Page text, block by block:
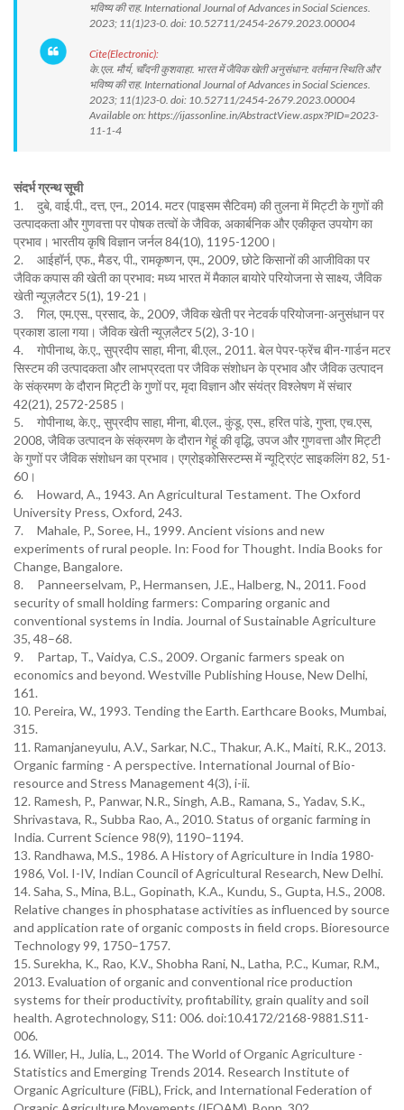
भविष्य की राह. International Journal of Advances in Social Sciences.
2023; 11(1)23-0. doi: 10.52711/2454-2679.2023.00004
Cite(Electronic):
के.एल. मौर्य, चाँदनी कुशवाहा. भारत में जैविक खेती अनुसंधान: वर्तमान स्थिति और
भविष्य की राह. International Journal of Advances in Social Sciences.
2023; 11(1)23-0. doi: 10.52711/2454-2679.2023.00004
Available on: https://ijassonline.in/AbstractView.aspx?PID=2023-
11-1-4
संदर्भ ग्रन्थ सूची
1. दुबे, वाई.पी., दत्त, एन., 2014. मटर (पाइसम सैटिवम) की तुलना में मिट्टी के गुणों की
उत्पादकता और गुणवत्ता पर पोषक तत्वों के जैविक, अकार्बनिक और एकीकृत उपयोग का
प्रभाव। भारतीय कृषि विज्ञान जर्नल 84(10), 1195-1200।
2. आईहॉर्न, एफ., मैडर, पी., रामकृष्णन, एम., 2009, छोटे किसानों की आजीविका पर
जैविक कपास की खेती का प्रभाव: मध्य भारत में मैकाल बायोरे परियोजना से साक्ष्य, जैविक
खेती न्यूज़लैटर 5(1), 19-21।
3. गिल, एम.एस., प्रसाद, के., 2009, जैविक खेती पर नेटवर्क परियोजना-अनुसंधान पर
प्रकाश डाला गया। जैविक खेती न्यूज़लैटर 5(2), 3-10।
4. गोपीनाथ, के.ए., सुप्रदीप साहा, मीना, बी.एल., 2011. बेल पेपर-फ्रेंच बीन-गार्डन मटर
सिस्टम की उत्पादकता और लाभप्रदता पर जैविक संशोधन के प्रभाव और जैविक उत्पादन
के संक्रमण के दौरान मिट्टी के गुणों पर, मृदा विज्ञान और संयंत्र विश्लेषण में संचार
42(21), 2572-2585।
5. गोपीनाथ, के.ए., सुप्रदीप साहा, मीना, बी.एल., कुंडू, एस., हरित पांडे, गुप्ता, एच.एस,
2008, जैविक उत्पादन के संक्रमण के दौरान गेहूं की वृद्धि, उपज और गुणवत्ता और मिट्टी
के गुणों पर जैविक संशोधन का प्रभाव। एग्रोइकोसिस्टम्स में न्यूट्रिएंट साइकलिंग 82, 51-
60।
6. Howard, A., 1943. An Agricultural Testament. The Oxford
University Press, Oxford, 243.
7. Mahale, P., Soree, H., 1999. Ancient visions and new
experiments of rural people. In: Food for Thought. India Books for
Change, Bangalore.
8. Panneerselvam, P., Hermansen, J.E., Halberg, N., 2011. Food
security of small holding farmers: Comparing organic and
conventional systems in India. Journal of Sustainable Agriculture
35, 48–68.
9. Partap, T., Vaidya, C.S., 2009. Organic farmers speak on
economics and beyond. Westville Publishing House, New Delhi,
161.
10. Pereira, W., 1993. Tending the Earth. Earthcare Books, Mumbai,
315.
11. Ramanjaneyulu, A.V., Sarkar, N.C., Thakur, A.K., Maiti, R.K., 2013.
Organic farming - A perspective. International Journal of Bio-
resource and Stress Management 4(3), i-ii.
12. Ramesh, P., Panwar, N.R., Singh, A.B., Ramana, S., Yadav, S.K.,
Shrivastava, R., Subba Rao, A., 2010. Status of organic farming in
India. Current Science 98(9), 1190–1194.
13. Randhawa, M.S., 1986. A History of Agriculture in India 1980-
1986, Vol. I-IV, Indian Council of Agricultural Research, New Delhi.
14. Saha, S., Mina, B.L., Gopinath, K.A., Kundu, S., Gupta, H.S., 2008.
Relative changes in phosphatase activities as influenced by source
and application rate of organic composts in field crops. Bioresource
Technology 99, 1750–1757.
15. Surekha, K., Rao, K.V., Shobha Rani, N., Latha, P.C., Kumar, R.M.,
2013. Evaluation of organic and conventional rice production
systems for their productivity, profitability, grain quality and soil
health. Agrotechnology, S11: 006. doi:10.4172/2168-9881.S11-
006.
16. Willer, H., Julia, L., 2014. The World of Organic Agriculture -
Statistics and Emerging Trends 2014. Research Institute of
Organic Agriculture (FiBL), Frick, and International Federation of